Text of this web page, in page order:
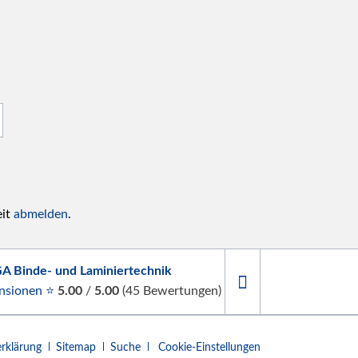
abmelden.
Binde- und Laminiertechnik
⭐ 5.00/ 5.00(45Bewertungen)
Sitemap Suche Cookie-Einstellungen